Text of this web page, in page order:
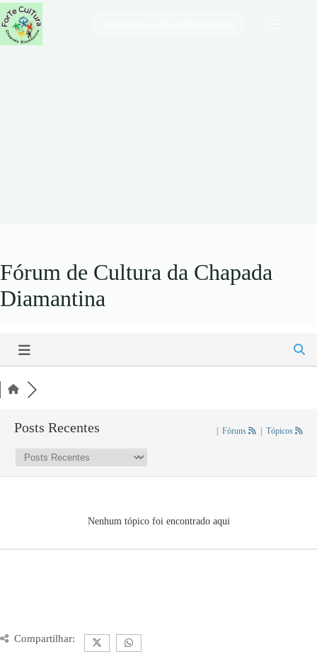
Pular
para
o
conteúdo
Fórum de Cultura da Chapada
Diamantina
Posts Recentes | Fóruns | Tópicos
Nenhum tópico foi encontrado aqui
Compartilhar: